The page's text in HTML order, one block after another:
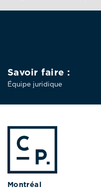
Savoir faire :
Équipe juridique
Montréal